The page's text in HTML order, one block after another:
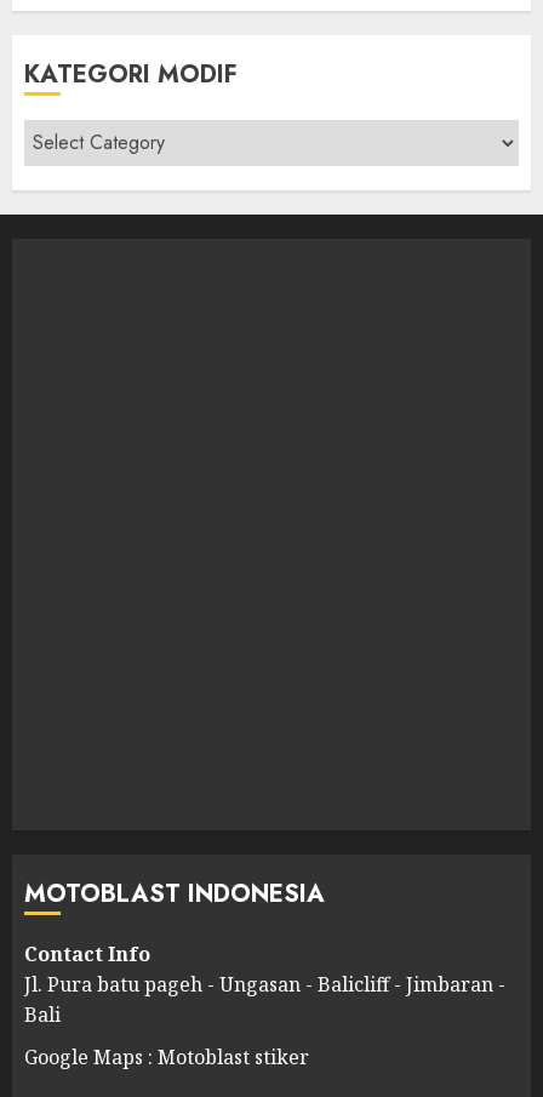
KATEGORI MODIF
Kategori
modif
MOTOBLAST INDONESIA
Contact Info
Jl. Pura batu pageh - Ungasan - Balicliff - Jimbaran -
Bali
Google Maps : Motoblast stiker